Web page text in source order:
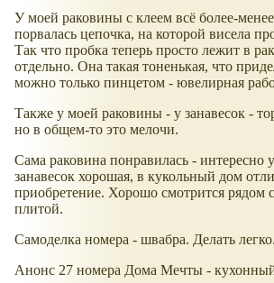
У моей раковины с клеем всё более-
порвалась цепочка, на которой висела
Так что пробка теперь просто лежит в
отдельно. Она такая тоненькая, что
можно только пинцетом - ювелирная
Также у моей раковины - у занавесок -
но в общем-то это мелочи.
Сама раковина понравилась - интересно
занавесок хорошая, в кукольный дом
приобретение. Хорошо смотрится рядом
плитой.
Самоделка номера - швабра. Делать легко.
Анонс 27 номера Дома Мечты -